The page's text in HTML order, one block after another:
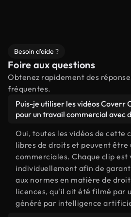
Besoin d'aide ?
Foire aux questions
Obtenez rapidement des
fréquentes.
Puis-je utiliser les vidéos Coverr
pour un travail commercial avec
Oui, toutes les vidéos de cette
libres de droits et peuvent être
commerciales. Chaque clip est
individuellement afin de
aux normes en matière de
licences, qu'il ait été filmé par
généré par intelligence